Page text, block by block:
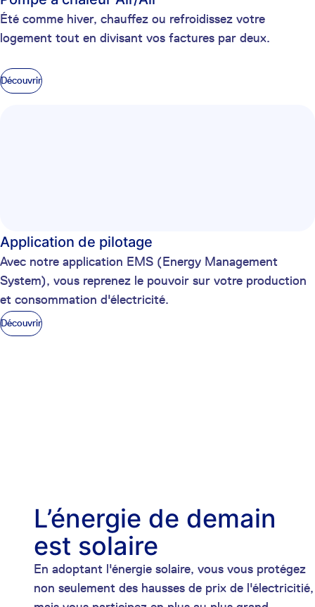
Été comme hiver, chauffez ou refroidissez votre
logement tout en divisant vos factures par deux.
Découvrir
Application de pilotage
Avec notre application EMS (Energy Management
System), vous reprenez le pouvoir sur votre production
et consommation d'électricité.
Découvrir
L’énergie de demain
est solaire
En adoptant l'énergie solaire, vous vous protégez
non seulement des hausses de prix de l'électricitié,